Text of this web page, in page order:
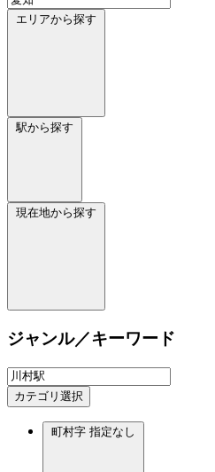
エリアから探す
駅から探す
現在地から探す
ジャンル／キーワード
カテゴリ選択
町村字 指定なし